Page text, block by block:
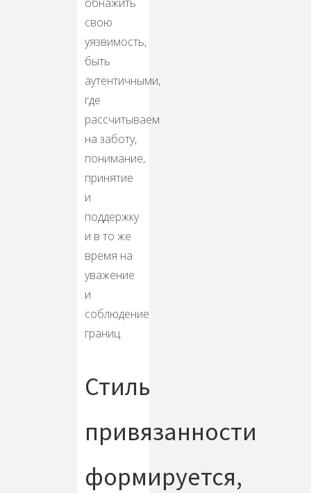
свою
уязвимость,
быть
аутентичными,
где
рассчитываем
на заботу,
понимание,
принятие
и
поддержку
и в то же
время на
уважение
и
соблюдение
границ.
Стиль
привязанности
формируется,